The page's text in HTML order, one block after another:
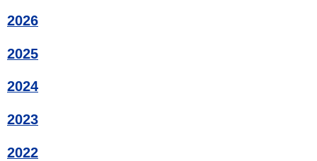
2026
2025
2024
2023
2022